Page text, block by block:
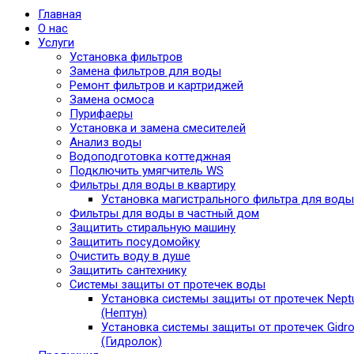
Главная
О нас
Услуги
Установка фильтров
Замена фильтров для воды
Ремонт фильтров и картриджей
Замена осмоса
Пурифаеры
Установка и замена смесителей
Анализ воды
Водоподготовка коттеджная
Подключить умягчитель WS
Фильтры для воды в квартиру
Установка магистрального фильтра для воды
Фильтры для воды в частный дом
Защитить стиральную машину
Защитить посудомойку
Очистить воду в душе
Защитить сантехнику
Системы защиты от протечек воды
Установка системы защиты от протечек
(Нептун)
Установка системы защиты от протечек
(Гидролок)